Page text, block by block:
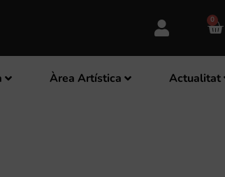
0
Àrea Artística Actualitat